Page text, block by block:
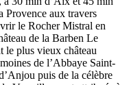
Provence aux travers
le Rocher Mistral en
de la Barben Le
le plus vieux château
de l’Abbaye Saint-
puis de la célèbre